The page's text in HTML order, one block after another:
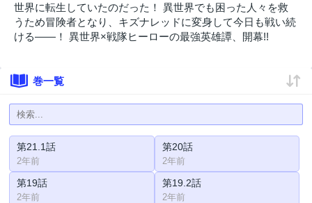
世界に転生していたのだった！ 異世界でも困った人々を救
うため冒険者となり、キズナレッドに変身して今日も戦い続
ける――！ 異世界×戦隊ヒーローの最強英雄譚、開幕!!
巻一覧
第21.1話
2年前
第20話
2年前
第19話
2年前
第19.2話
2年前